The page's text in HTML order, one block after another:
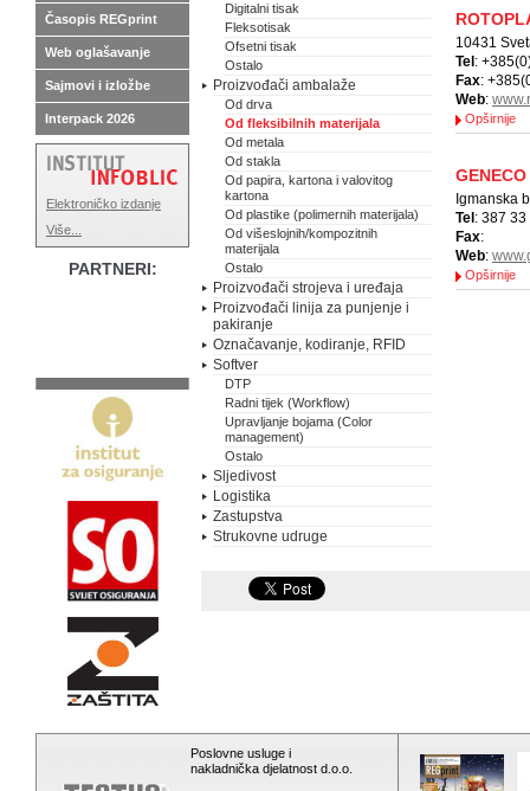
Digitalni tisak
Fleksotisak
Ofsetni tisak
Ostalo
Proizvođači ambalaže
Od drva
Od fleksibilnih materijala
Od metala
Od stakla
Od papira, kartona i valovitog
kartona
Od plastike (polimernih materijala)
Od višeslojnih/kompozitnih
materijala
Ostalo
Proizvođači strojeva i uređaja
Proizvođači linija za punjenje i
pakiranje
Označavanje, kodiranje, RFID
Softver
DTP
Radni tijek (Workflow)
Upravljanje bojama (Color
management)
Ostalo
Sljedivost
Logistika
Zastupstva
Strukovne udruge
10431
Tel :
Fax:
Web:
Opširnije
GENECO
Igmanska
Tel : 387
Fax:
Web:
Opširnije
Časopis REGprint
Web oglašavanje
Sajmovi i izložbe
Interpack 2026
Elektroničko izdanje
Više...
PARTNERI:
Poslovne usluge i
nakladnička djelatnost d.o.o.